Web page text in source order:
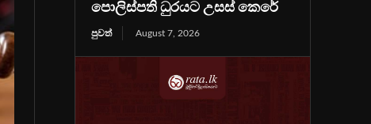
පොලිස්පති ධුරයට උසස් කෙරේ
පුවත් August 7, 2026